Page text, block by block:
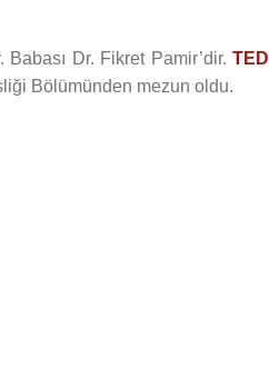
Babası Dr. Fikret Pamir’dir.TED
Bölümünden mezun oldu.